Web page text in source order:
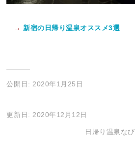
→ 新宿の日帰り温泉オススメ3選
公開日: 2020年1月25日
更新日: 2020年12月12日
日帰り温泉なび